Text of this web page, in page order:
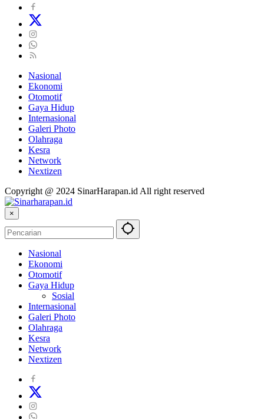
Nasional
Ekonomi
Otomotif
Gaya Hidup
Internasional
Galeri Photo
Olahraga
Kesra
Network
Nextizen
Copyright @ 2024 SinarHarapan.id All right reserved
×
Nasional
Ekonomi
Otomotif
Gaya Hidup
Sosial
Internasional
Galeri Photo
Olahraga
Kesra
Network
Nextizen